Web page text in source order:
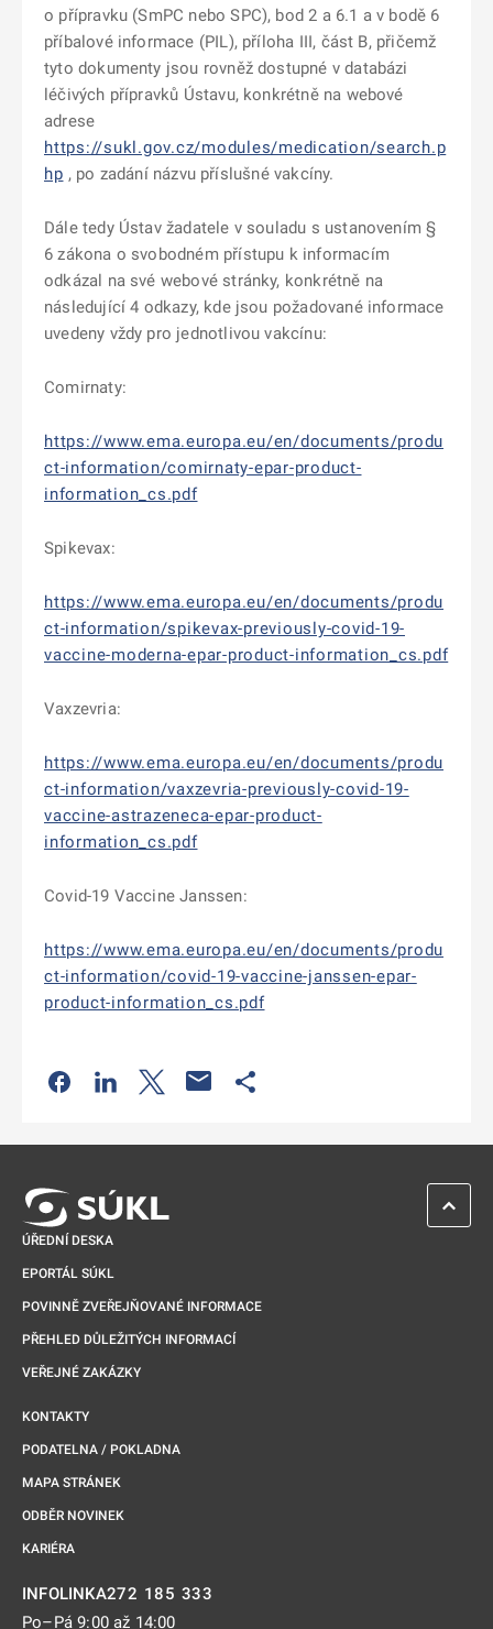
o přípravku (SmPC nebo SPC), bod 2 a 6.1 a v bodě 6
příbalové informace (PIL), příloha III, část B, přičemž
tyto dokumenty jsou rovněž dostupné v databázi
léčivých přípravků Ústavu, konkrétně na webové
adrese
https://sukl.gov.cz/modules/medication/search.p
hp , po zadání názvu příslušné vakcíny.
Dále tedy Ústav žadatele v souladu s ustanovením §
6 zákona o svobodném přístupu k informacím
odkázal na své webové stránky, konkrétně na
následující 4 odkazy, kde jsou požadované informace
uvedeny vždy pro jednotlivou vakcínu:
Comirnaty:
https://www.ema.europa.eu/en/documents/produ
ct-information/comirnaty-epar-product-
information_cs.pdf
Spikevax:
https://www.ema.europa.eu/en/documents/produ
ct-information/spikevax-previously-covid-19-
vaccine-moderna-epar-product-information_cs.pdf
Vaxzevria:
https://www.ema.europa.eu/en/documents/produ
ct-information/vaxzevria-previously-covid-19-
vaccine-astrazeneca-epar-product-
information_cs.pdf
Covid-19 Vaccine Janssen:
https://www.ema.europa.eu/en/documents/produ
ct-information/covid-19-vaccine-janssen-epar-
product-information_cs.pdf
Odkaz se otevře na nové kartě
Odkaz se otevře na nové kartě
Odkaz se otevře na nové kartě
ÚŘEDNÍ DESKA
EPORTÁL SÚKL
POVINNĚ ZVEŘEJŇOVANÉ INFORMACE
PŘEHLED DŮLEŽITÝCH INFORMACÍ
VEŘEJNÉ ZAKÁZKY
KONTAKTY
PODATELNA / POKLADNA
MAPA STRÁNEK
ODBĚR NOVINEK
KARIÉRA
INFOLINKA272 185 333
Po–Pá 9:00 až 14:00
ZPĚT